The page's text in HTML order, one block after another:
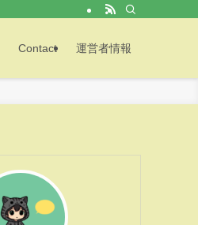
Contact 運営者情報